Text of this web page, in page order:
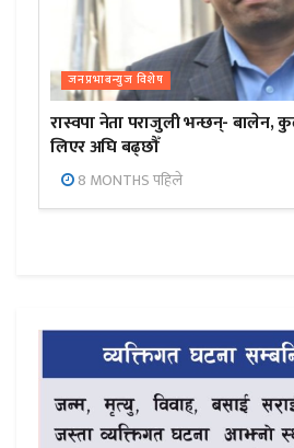
जनप्रभाबन्युज विशेष
रास्वपा नेता पराजुली भन्छन्- बालेन,
लिएर अघि बढ्छौँ
8 MONTHS पहिले